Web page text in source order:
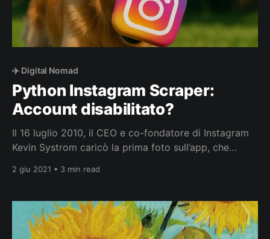
✈️ Digital Nomad
Python Instagram Scraper:
Account disabilitato?
Il 16 luglio 2010, il CEO e co-fondatore di Instagram
Kevin Systrom caricò la prima foto sull’app, che
ci sarebbero voluti altre tre mesi di lavoro prima del
della foto era
2 giu 2021 • 3 min read